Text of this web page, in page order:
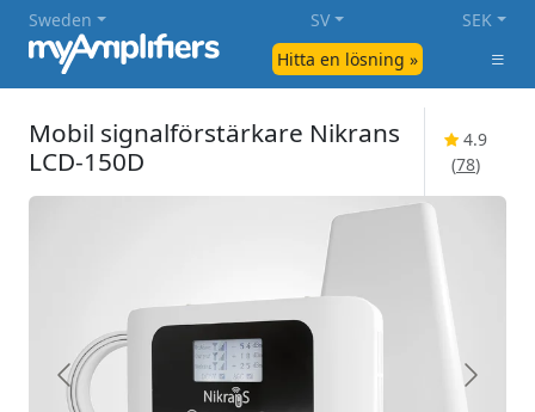
Hitta en lösning »
Sweden SV SEK
Mobil signalförstärkare Nikrans
LCD-150D
4.9
(78)